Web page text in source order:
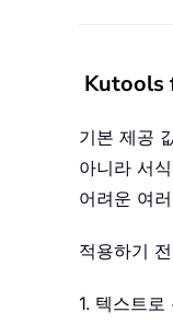
Kutools
기본 제공
아니라 서
어려운 여
적용하기
1. 텍스트